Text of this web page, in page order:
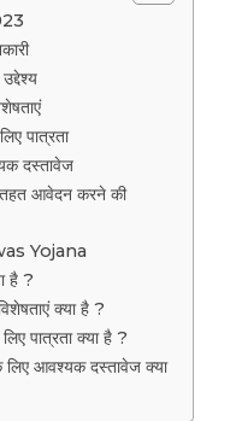
पात्रता
दस्तावेज
आवेदन करने की
Yojana
है ?
क्या है ?
पात्रता क्या है ?
आवश्यक दस्तावेज क्या